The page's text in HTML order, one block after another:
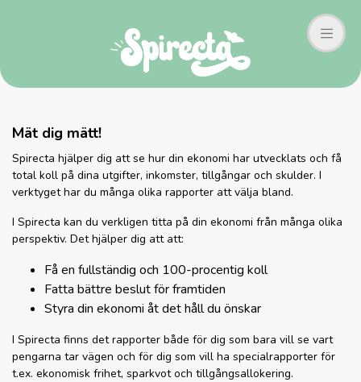
Mät dig mätt!
Spirecta hjälper dig att se hur din ekonomi har utvecklats och få
total koll på dina utgifter, inkomster, tillgångar och skulder. I
verktyget har du många olika rapporter att välja bland.
I Spirecta kan du verkligen titta på din ekonomi från många olika
perspektiv. Det hjälper dig att att:
Få en fullständig och 100-procentig koll
Fatta bättre beslut för framtiden
Styra din ekonomi åt det håll du önskar
I Spirecta finns det rapporter både för dig som bara vill se vart
pengarna tar vägen och för dig som vill ha specialrapporter för
t.ex. ekonomisk frihet, sparkvot och tillgångsallokering.